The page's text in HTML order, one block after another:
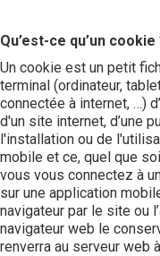
Qu’est-ce qu’un cookie
Un cookie est un petit
terminal (ordinateur,
connectée à internet, …)
d'un site internet, d’une
l'installation ou de
mobile et ce, quel que
vous vous connectez à
sur une application
navigateur par le site ou
navigateur web le
renverra au serveur web